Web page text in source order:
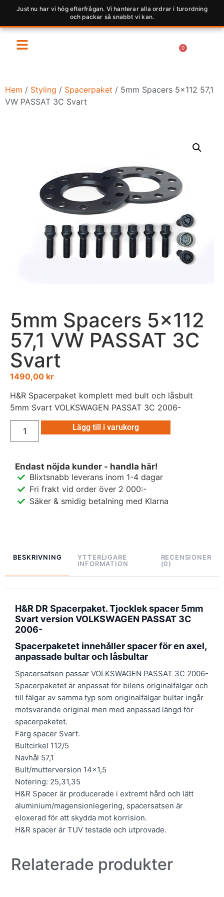
Just nu har vi hög efterfrågan. Vi hanterar alla ordrar i turordning
och packar så snabbt vi kan.
0
Hem / Styling / Spacerpaket / 5mm Spacers 5×112 57,1
VW PASSAT 3C Svart
5mm Spacers 5×112
57,1 VW PASSAT 3C
Svart
1490,00 kr
H&R Spacerpaket komplett med bult och låsbult
5mm Svart VOLKSWAGEN PASSAT 3C 2006-
Lägg till i varukorg
Endast nöjda kunder - handla här!
Blixtsnabb leverans inom 1-4 dagar
Fri frakt vid order över 2 000:-
Säker & smidig betalning med Klarna
BESKRIVNING
YTTERLIGARE
INFORMATION
RECENSIONER
(0)
H&R DR Spacerpaket. Tjocklek spacer 5mm
Svart version VOLKSWAGEN PASSAT 3C
2006-
Spacerpaketet innehåller spacer för en axel,
anpassade bultar och låsbultar
Spacersatsen passar VOLKSWAGEN PASSAT 3C 2006-
Spacerpaketet är anpassat för bilens originalfälgar och
till fälgar av samma typ som originalfälgar bultar ingår
motsvarande original men med anpassad längd för
spacerpaketet.
Färg spacer Svart.
Bultcirkel 112/5
Navhål 57,1
Bult/mutterversion 14×1,5
Notering: 25,31,35
H&R Spacer är producerade i extremt hård och lätt
aluminium/magensionlegering, spacersatsen är
eloxerad för att skydda mot korrision.
H&R spacer är TUV testade och utprovade.
Relaterade produkter